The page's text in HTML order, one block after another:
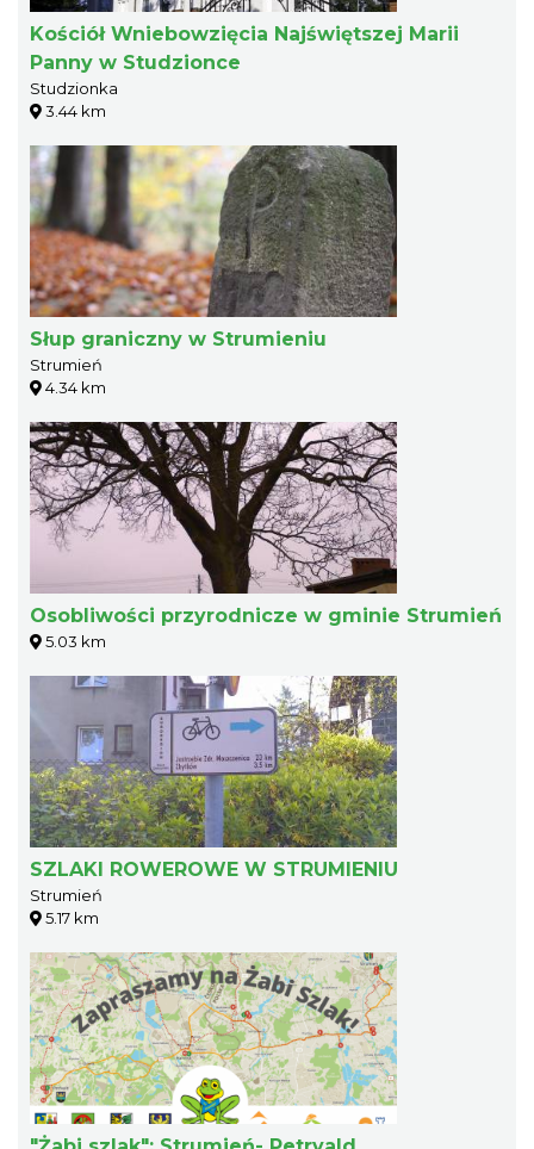
Kościół Wniebowzięcia Najświętszej Marii
Panny w Studzionce
Studzionka
3.44 km
Słup graniczny w Strumieniu
Strumień
4.34 km
Osobliwości przyrodnicze w gminie Strumień
5.03 km
SZLAKI ROWEROWE W STRUMIENIU
Strumień
5.17 km